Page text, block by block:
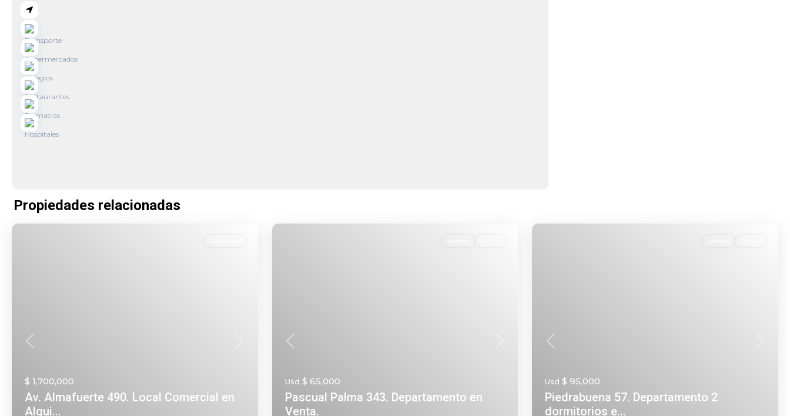
Propiedades relacionadas
Anterior
$ 1,700,000
Av. Almafuerte 490. Local Comercial en
Alqui...
Anterior
Usd $ 65,000
Pascual Palma 343. Departamento en
Venta.
Anterior
Usd $ 95,000
Piedrabuena 57. Departamento 2
dormitorios e...